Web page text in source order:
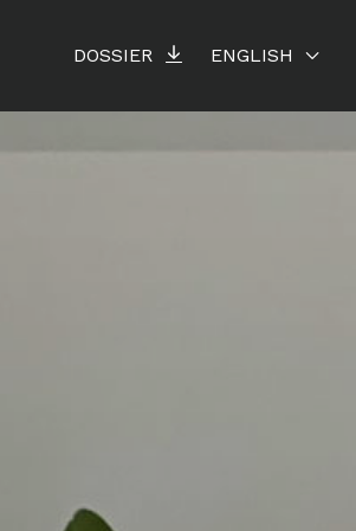
DOSSIER ENGLISH